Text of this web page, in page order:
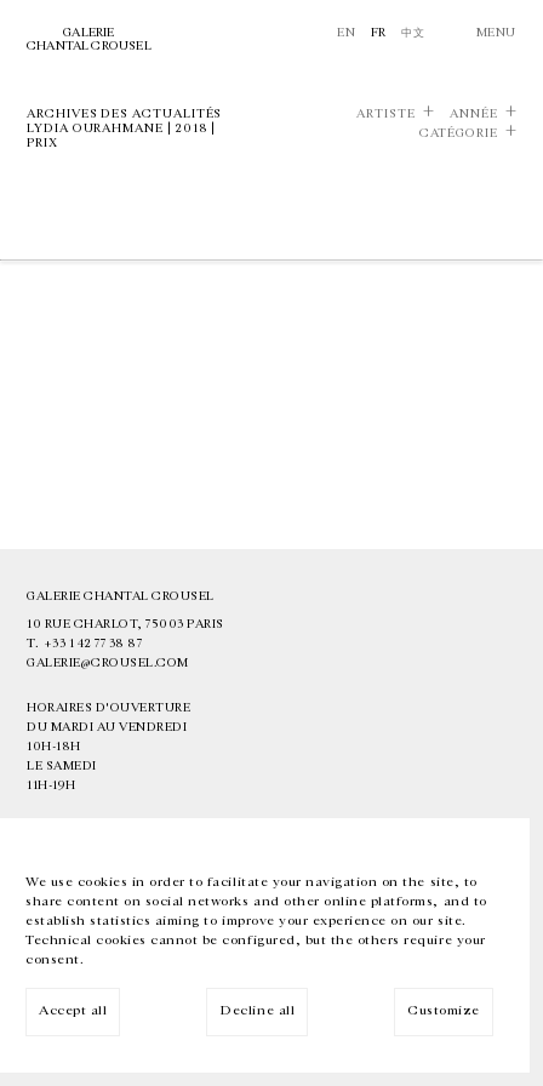
We use cookies in order to facilitate your navigation on the site, to
share content on social networks and other online platforms, and to
establish statistics aiming to improve your experience on our site.
Technical cookies cannot be configured, but the others require your
consent.
Accept all Decline all Customize
GALERIE
CHANTAL CROUSEL
EN FR 中文 MENU
ARCHIVES DES ACTUALITÉS
LYDIA OURAHMANE | 2018 |
PRIX
ARTISTE
ANNÉE
CATÉGORIE
GALERIE CHANTAL CROUSEL
10 RUE CHARLOT, 75003 PARIS
T. +33 1 42 77 38 87
GALERIE@CROUSEL.COM
HORAIRES D'OUVERTURE
DU MARDI AU VENDREDI
10H-18H
LE SAMEDI
11H-19H
EN FR 中文 Facebook Instagram
Inscrivez-vous à notre newsletter